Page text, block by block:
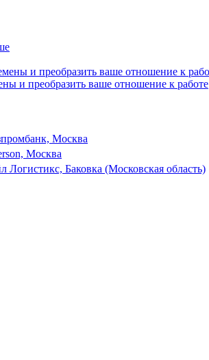
и преобразить ваше отношение к работе
Москва
Москва
Логистикс, Баковка (Московская область)